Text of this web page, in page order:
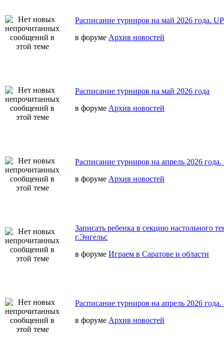
Расписание турниров на май 2026 года.
в форуме Архив новостей
Расписание турниров на май 2026 года
в форуме Архив новостей
Расписание турниров на апрель 2026
в форуме Архив новостей
Записать ребенка в секцию настольного
г.Энгельс
в форуме Играем в Саратове и области
Расписание турниров на апрель 2026
в форуме Архив новостей